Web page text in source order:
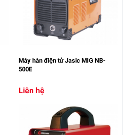
Máy hàn điện tử Jasic MIG NB-
500E
Liên hệ